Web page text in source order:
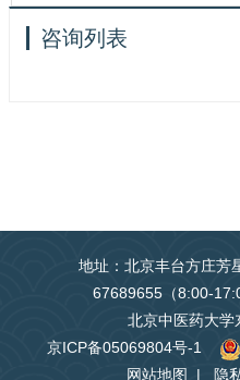
咨询列表
地址：北京丰台方庄
67689655（8:00-
北京中医药大学
京ICP备05069804号-1
网站地图
| 隐